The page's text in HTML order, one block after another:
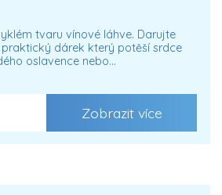
tvaru vínové láhve. Darujte
dárek který potěší srdce
oslavence nebo…
Zobrazit více